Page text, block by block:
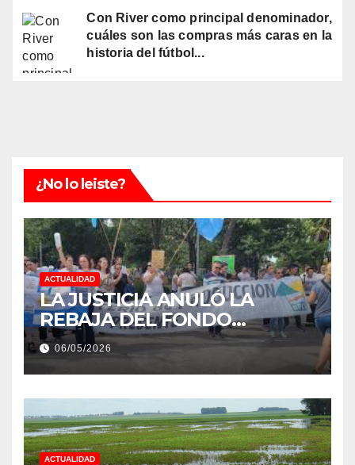
Con River como principal denominador,
cuáles son las compras más caras en la
historia del fútbol...
¿No lo leiste?
ACTUALIDAD
LA JUSTICIA ANULÓ LA
REBAJA DEL FONDO
ESTÍMULO A EMPLEADOS DE
PRODUCCIÓN DE LA
PROVINCIA DEL CHACO
06/05/2026
ACTUALIDAD